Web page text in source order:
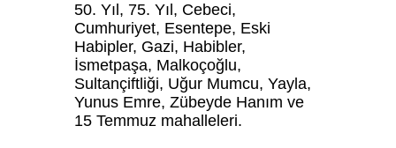
50. Yıl, 75. Yıl, Cebeci,
Cumhuriyet, Esentepe, Eski
Habipler, Gazi, Habibler,
İsmetpaşa, Malkoçoğlu,
Sultançiftliği, Uğur Mumcu, Yayla,
Yunus Emre, Zübeyde Hanım ve
15 Temmuz mahalleleri.